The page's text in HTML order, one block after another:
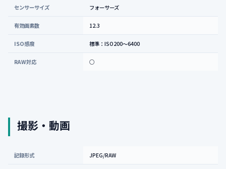
センサーサイズ フォーサーズ
有効画素数 12.3
ISO感度 標準：ISO200〜6400
RAW対応 ○
撮影・動画
記録形式 JPEG/RAW